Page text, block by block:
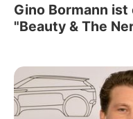
Gino Bormann
"Beauty & The